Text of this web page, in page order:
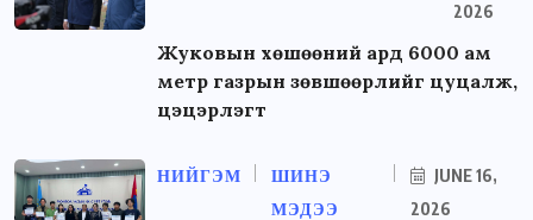
2026
Жуковын хөшөөний ард 6000 ам
метр газрын зөвшөөрлийг цуцалж,
цэцэрлэгт
НИЙГЭМ
ШИНЭ
МЭДЭЭ
JUNE 16,
2026